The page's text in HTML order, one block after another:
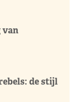
van
de stijl